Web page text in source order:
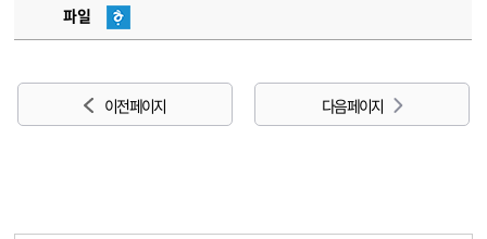
파일
이전 페이지 다음 페이지